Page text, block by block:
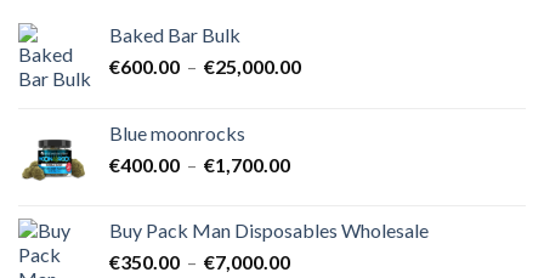
Baked Bar Bulk
€600.00 – €25,000.00Plage
Blue moonrocks
€400.00 – €1,700.00Plage
€400.00
à
Buy Pack Man Disposables Wholesale
€350.00 – €7,000.00Plage